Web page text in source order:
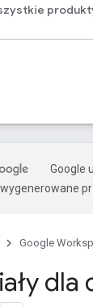
Google
wygenerowane
Google